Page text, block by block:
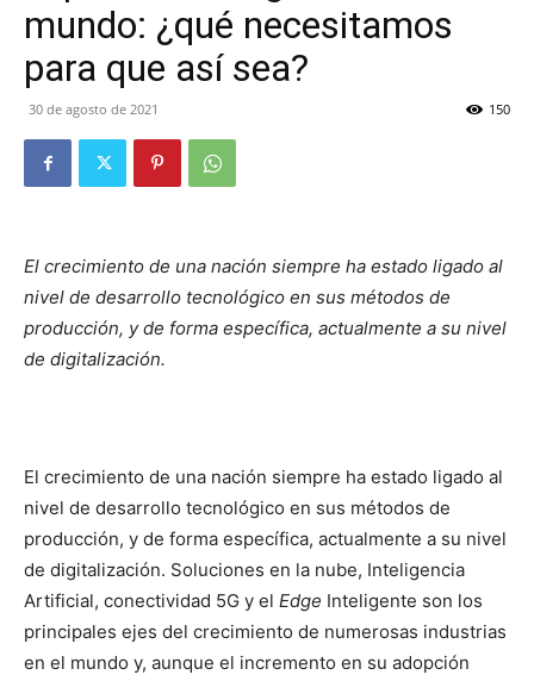
mundo: ¿qué necesitamos
para que así sea?
30 de agosto de 2021 150
El crecimiento de una nación siempre ha estado ligado al
nivel de desarrollo tecnológico en sus métodos de
producción, y de forma específica, actualmente a su nivel
de digitalización.
El crecimiento de una nación siempre ha estado ligado al
nivel de desarrollo tecnológico en sus métodos de
producción, y de forma específica, actualmente a su nivel
de digitalización. Soluciones en la nube, Inteligencia
Artificial, conectividad 5G y el Edge Inteligente son los
principales ejes del crecimiento de numerosas industrias
en el mundo y, aunque el incremento en su adopción